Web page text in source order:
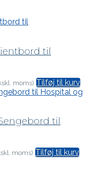
til
moms) Tilføj til kurv
til
moms) Tilføj til kurv